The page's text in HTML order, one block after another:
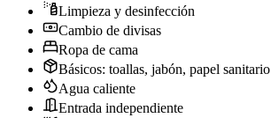
Limpieza y desinfección
Cambio de divisas
Ropa de cama
Básicos: toallas, jabón, papel sanitario
Agua caliente
Entrada independiente